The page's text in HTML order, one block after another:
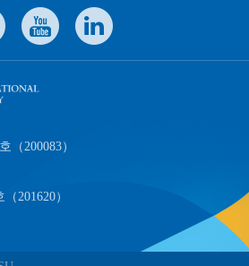
（200083）
201620）